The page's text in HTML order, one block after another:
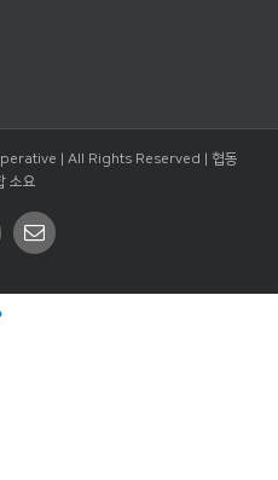
| All Rights Reserved | 협동
소요
Facebook
Email